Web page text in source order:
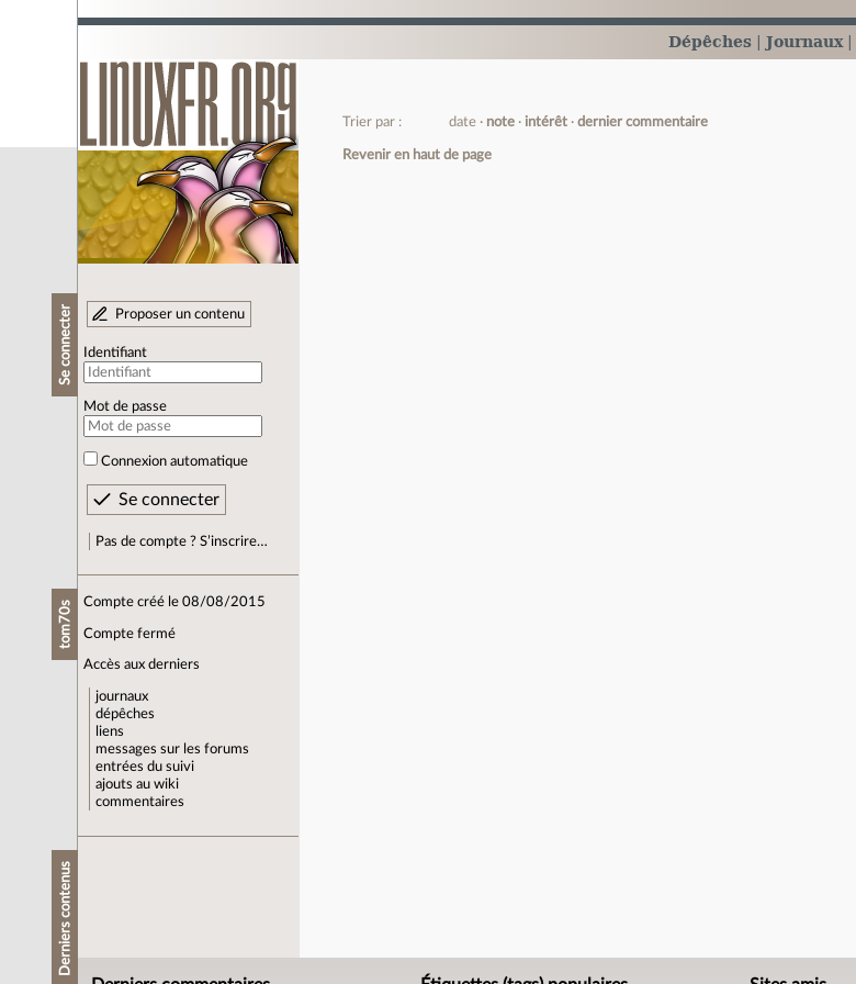
Dépêches Journaux
Se connecter Proposer un contenu
Identifiant
Mot de passe
Connexion automatique
Pas de compte ? S’inscrire…
tom70s Compte créé le 08/08/2015
Compte fermé
Accès aux derniers
journaux
dépêches
liens
messages sur les forums
entrées du suivi
ajouts au wiki
commentaires
Derniers contenus
Trier par : date note intérêt dernier commentaire
Revenir en haut de page